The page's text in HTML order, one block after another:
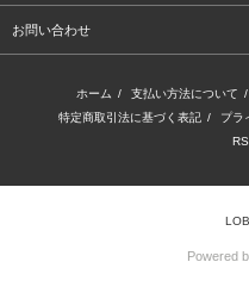
お問い合わせ
ホーム / 支払い方法について /
特定商取引法に基づく表記 / プラ
Powered